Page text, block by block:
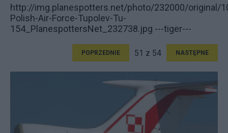
http://img.planespotters.net/photo/232000/original/
Polish-Air-Force-Tupolev-Tu-
154_PlanespottersNet_232738.jpg ---tiger---
POPRZEDNIE 51 z 54 NASTĘPNE